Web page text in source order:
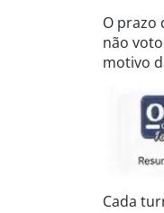
O prazo
não
motivo
Cada